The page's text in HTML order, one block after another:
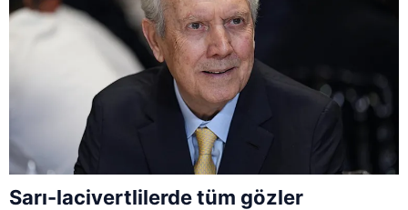
Sarı-lacivertlilerde tüm gözler